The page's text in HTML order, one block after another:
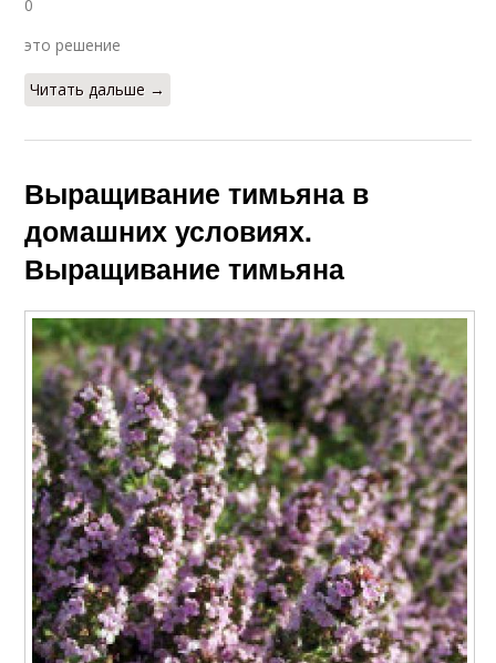
0
это решение
Читать дальше →
Выращивание тимьяна в
домашних условиях.
Выращивание тимьяна